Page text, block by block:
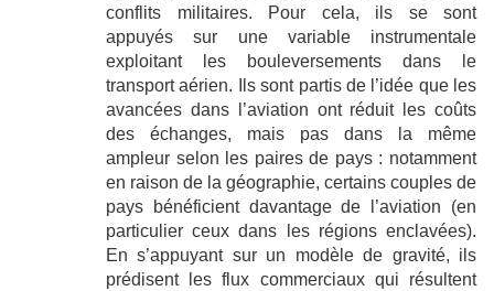
conflits militaires. Pour cela, ils se sont
appuyés sur une variable instrumentale
exploitant les bouleversements dans le
transport aérien. Ils sont partis de l’idée que les
avancées dans l’aviation ont réduit les coûts
des échanges, mais pas dans la même
ampleur selon les paires de pays : notamment
en raison de la géographie, certains couples de
pays bénéficient davantage de l’aviation (en
particulier ceux dans les régions enclavées).
En s’appuyant sur un modèle de gravité, ils
prédisent les flux commerciaux qui résultent